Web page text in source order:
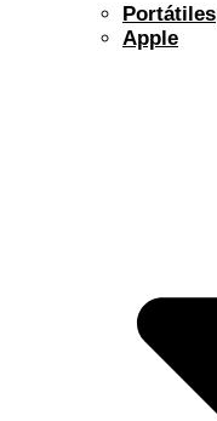
Portátiles
Apple